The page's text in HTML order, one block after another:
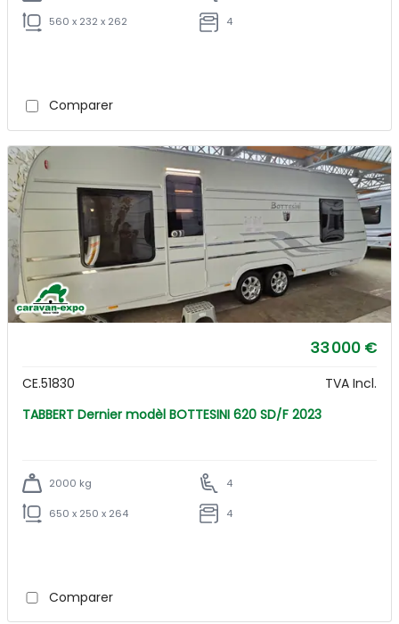
560 x 232 x 262 4
Comparer
33 000 €
CE.51830
TVA Incl.
TABBERT Dernier modèl BOTTESINI 620 SD/F 2023
2000 kg 4
650 x 250 x 264 4
Comparer